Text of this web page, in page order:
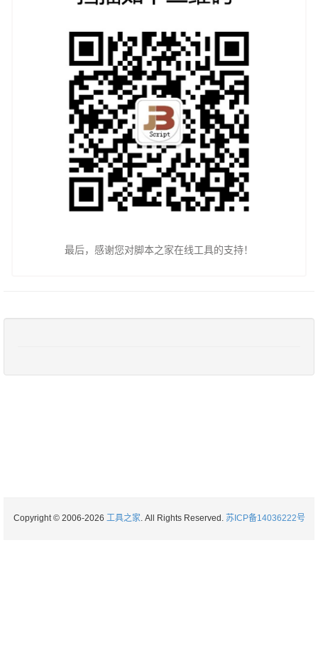
最后，感谢您对脚本之家在线工具的支持！
Copyright © 2006-2026 工具之家. All Rights Reserved. 苏ICP备14036222号